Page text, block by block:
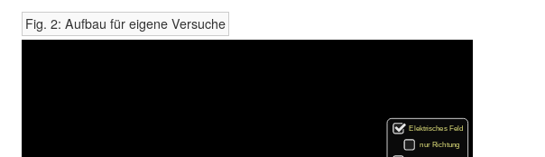
Fig. 2: Aufbau für eigene Versuche